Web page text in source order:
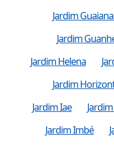
Jardim
Jardim
Jardim Helena
Jardim
Jardim Iae
Jardim Imbé